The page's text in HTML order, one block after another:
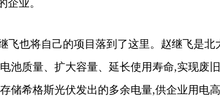
企业。
也将自己的项目落到了这里。赵继飞是北
池质量、扩大容量、延长使用寿命,实现废
储希格斯光伏发出的多余电量,供企业用电高